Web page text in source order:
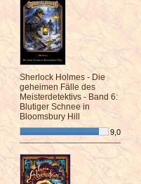
Sherlock Holmes - Die
geheimen Fälle des
Meisterdetektivs - Band 6:
Blutiger Schnee in
Bloomsbury Hill
9,0
¯¯¯¯¯¯¯¯¯¯¯¯¯¯¯¯¯¯¯¯¯¯¯¯